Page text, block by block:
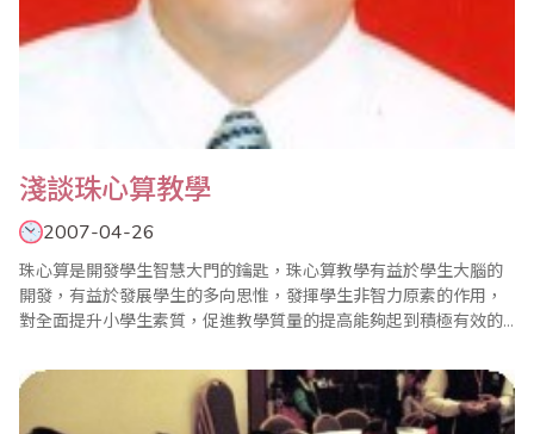
淺談珠心算教學
2007-04-26
珠心算是開發學生智慧大門的鑰匙，珠心算教學有益於學生大腦的
開發，有益於發展學生的多向思惟，發揮學生非智力原素的作用，
對全面提升小學生素質，促進教學質量的提高能夠起到積極有效的
心算訓練週期較長，內容比較單調，因此興趣的培養就顯得格外重
要，只有當學生對珠心算產生濃厚的興趣，他才會痴迷於珠心算，
他才能全身..